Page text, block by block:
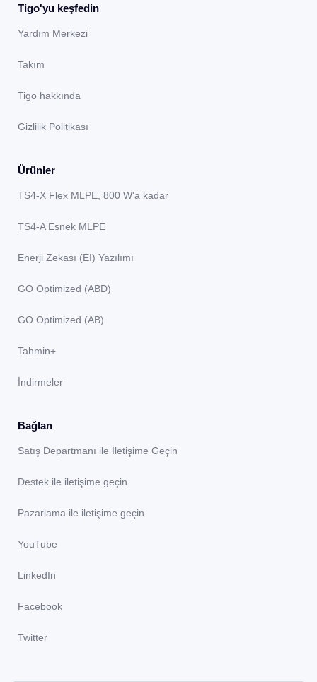
Tigo'yu keşfedin
Yardım Merkezi
Takım
Tigo hakkında
Gizlilik Politikası
Ürünler
TS4-X Flex MLPE, 800 W'a kadar
TS4-A Esnek MLPE
Enerji Zekası (EI) Yazılımı
GO Optimized (ABD)
GO Optimized (AB)
Tahmin+
İndirmeler
Bağlan
Satış Departmanı ile İletişime Geçin
Destek ile iletişime geçin
Pazarlama ile iletişime geçin
YouTube
LinkedIn
Facebook
Twitter